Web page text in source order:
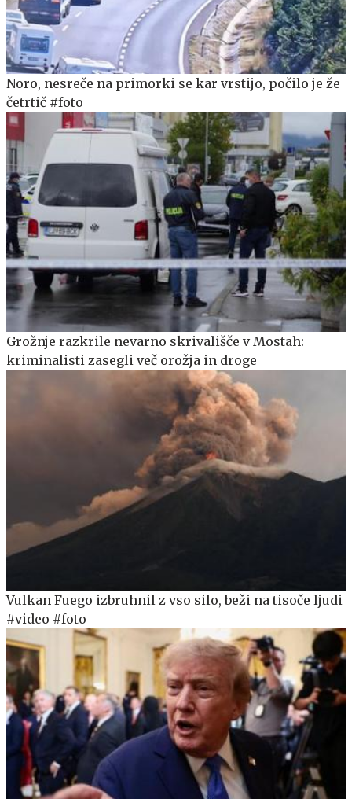
Noro, nesreče na primorki se kar vrstijo, počilo je že
četrtič #foto
Grožnje razkrile nevarno skrivališče v Mostah:
kriminalisti zasegli več orožja in droge
Vulkan Fuego izbruhnil z vso silo, beži na tisoče ljudi
#video #foto